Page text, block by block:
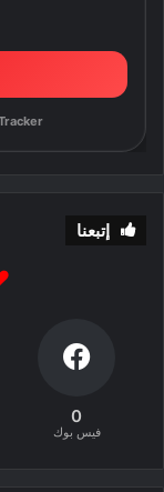
إتبعنا
0
فيس بوك